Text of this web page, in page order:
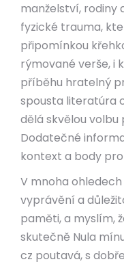
manželství, rodiny
fyzické trauma,
připomínkou
rýmované verše, i
příběhu hratelný
spousta literatúra
dělá skvělou
Dodatečné
kontext a body
V mnoha
vyprávění a
paměti, a myslím,
skutečně Nula
cz poutavá, s